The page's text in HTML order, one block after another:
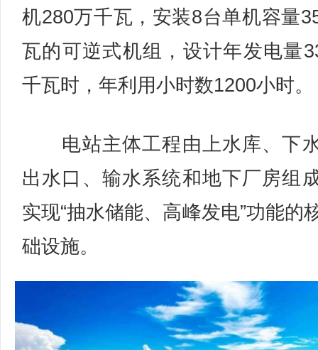
机280万千瓦，安装8台单机容量
瓦的可逆式机组，设计年发电量
千瓦时，年利用小时数1200小时。
电站主体工程由上水库、下
出水口、输水系统和地下厂房组
实现“抽水储能、高峰发电”功能的
础设施。